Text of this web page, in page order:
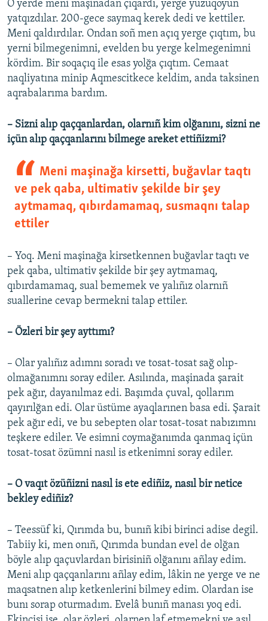
O yerde meni maşinadan çıqardı, yerge yüzüqoyun
yatqızdılar. 200-gece saymaq kerek dedi ve kettiler.
Meni qaldırdılar. Ondan soñ men açıq yerge çıqtım, bu
yerni bilmegenimni, evelden bu yerge kelmegenimni
kördim. Bir soqaçıq ile esas yolğa çıqtım. Cemaat
naqliyatına minip Aqmescitkece keldim, anda taksinen
aqrabalarıma bardım.
– Sizni alıp qaçqanlardan, olarnıñ kim olğanını, sizni ne
içün alıp qaçqanlarını bilmege areket ettiñizmi?
Meni maşinağa kirsetti, buğavlar taqtı
ve pek qaba, ultimativ şekilde bir şey
aytmamaq, qıbırdamamaq, susmaqnı talap
ettiler
– Yoq. Meni maşinağa kirsetkennen buğavlar taqtı ve
pek qaba, ultimativ şekilde bir şey aytmamaq,
qıbırdamamaq, sual bememek ve yalıñız olarnıñ
suallerine cevap bermekni talap ettiler.
– Özleri bir şey ayttımı?
– Olar yalıñız adımnı soradı ve tosat-tosat sağ olıp-
olmağanımnı soray ediler. Asılında, maşinada şarait
pek ağır, dayanılmaz edi. Başımda çuval, qollarım
qayırılğan edi. Olar üstüme ayaqlarınen basa edi. Şarait
pek ağır edi, ve bu sebepten olar tosat-tosat nabızımnı
teşkere ediler. Ve esimni coymağanımda qanmaq içün
tosat-tosat özümni nasıl is etkenimni soray ediler.
– O vaqıt özüñizni nasıl is ete ediñiz, nasıl bir netice
bekley ediñiz?
– Teessüf ki, Qırımda bu, bunıñ kibi birinci adise degil.
Tabiiy ki, men onıñ, Qırımda bundan evel de olğan
böyle alıp qaçuvlardan birisiniñ olğanını añlay edim.
Meni alıp qaçqanlarını añlay edim, lâkin ne yerge ve ne
maqsatnen alıp ketkenlerini bilmey edim. Olardan ise
bunı sorap oturmadım. Evelâ bunıñ manası yoq edi.